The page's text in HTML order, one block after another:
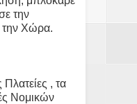
την
την Χώρα.
, τα
Νομικών